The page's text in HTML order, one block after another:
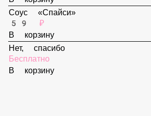
Твист Цезарь
459 ₽
В корзину
Соус «Ореховый»
59 ₽
В корзину